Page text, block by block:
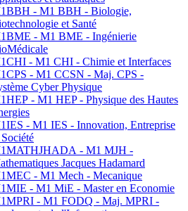
- M1 BBH - Biologie,
et Santé
- M1 BME - Ingénierie
- M1 CHI - Chimie et Interfaces
- M1 CCSN - Maj. CPS -
Cyber Physique
- M1 HEP - Physique des Hautes
- M1 IES - Innovation, Entreprise
- M1 MJH -
Jacques Hadamard
- M1 Mech - Mecanique
- M1 MiE - Master en Economie
- M1 FODQ - Maj. MPRI -